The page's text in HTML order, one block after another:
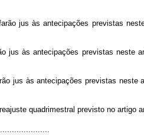
jus às antecipações previstas
jus às antecipações previstas neste
jus às antecipações previstas
quadrimestral previsto no artigo